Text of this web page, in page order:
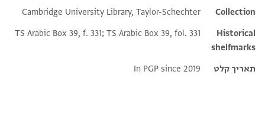
Collection
Cambridge University Library, Taylor-Schechter
Historical
shelfmarks
TS Arabic Box 39, f. 331; TS Arabic Box 39, fol. 331
תאריך קלט In PGP since 2019